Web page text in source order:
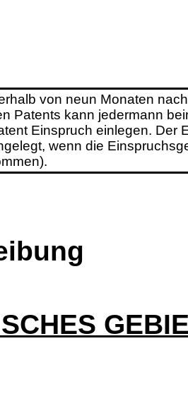
von neun Monaten
Patents kann jedermann
Einspruch einlegen. Der
wenn die